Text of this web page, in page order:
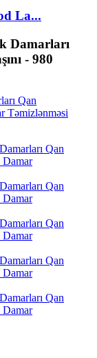
La...
Damarları
- 980